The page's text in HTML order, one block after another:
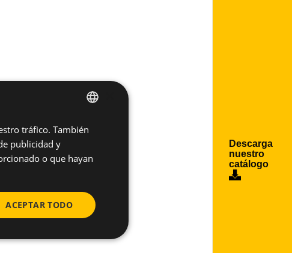
Descarga
nuestro
catálogo
SPANISH
tráfico. También
publicidad y
o que hayan
ACEPTAR TODO